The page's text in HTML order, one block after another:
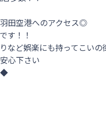
田空港へのアクセス◎
す！！
など娯楽にも持ってこいの
心下さい